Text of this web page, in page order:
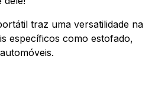
traz uma versatilidade na
específicos como estofado,